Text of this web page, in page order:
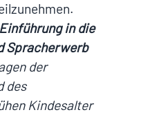
in die
Spracherwerb
der
des
Kindesalter